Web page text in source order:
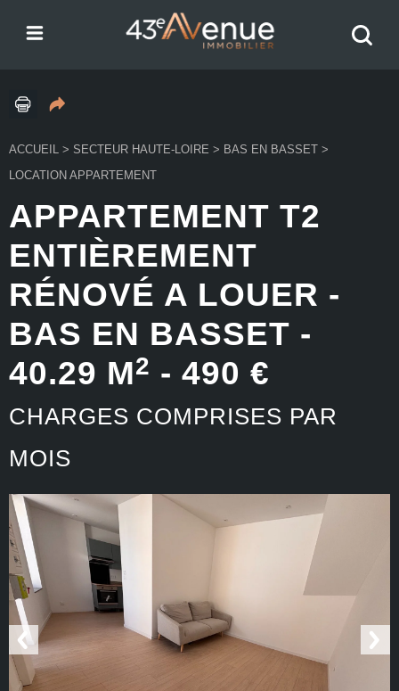
ACCUEIL > SECTEUR HAUTE-LOIRE > BAS EN BASSET >
LOCATION APPARTEMENT
APPARTEMENT T2
ENTIÈREMENT
RÉNOVÉ A LOUER -
BAS EN BASSET -
40.29 M2 - 490 €
CHARGES COMPRISES PAR
MOIS